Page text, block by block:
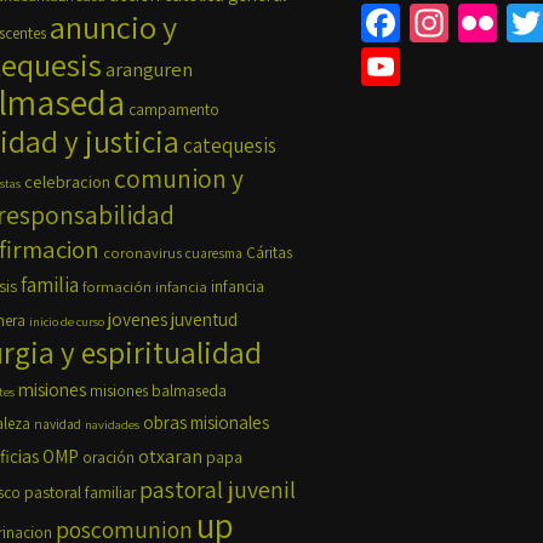
anuncio y
aranguren
campamento
y justicia catequesis
celebracion comunion y
coronavirus cuaresma Cáritas
familia formación infancia infancia
inicio de curso jovenesjuventud
y espiritualidad
misiones misiones balmaseda
navidad navidades obras misionales
OMP oración otxaran papa
pastoral familiar pastoral juvenil
poscomunion up
Fa In Fli